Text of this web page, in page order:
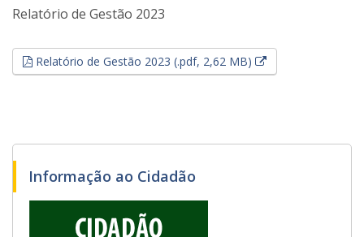
Relatório de Gestão 2023
Relatório de Gestão 2023 (.pdf, 2,62 MB) Esse link abrirá
Informação ao Cidadão